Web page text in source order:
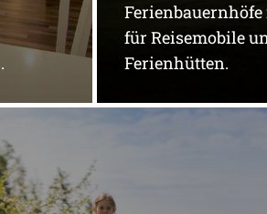
für Reisemobile
Ferienhütten.